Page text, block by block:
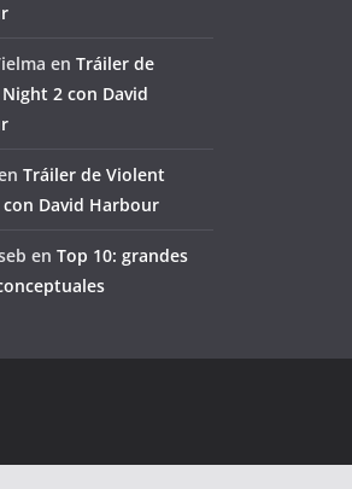
en Tráiler de
2 con David
Tráiler de Violent
David Harbour
en Top 10: grandes